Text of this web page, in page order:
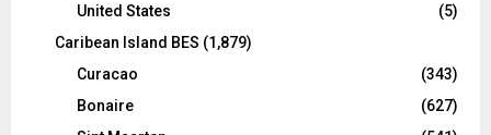
United States
(5)
Caribean Island BES (1,879)
Curacao
(343)
Bonaire
(627)